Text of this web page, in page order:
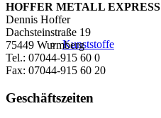
Kunststoffe
HOFFER METALL EXPRESS
Dennis Hoffer
Dachsteinstraße 19
75449 Wurmberg
Tel.: 07044-915 60 0
Fax: 07044-915 60 20
Geschäftszeiten